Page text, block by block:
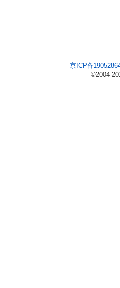
京ICP备
©2004-